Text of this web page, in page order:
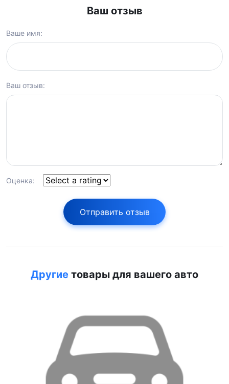
Ваш отзыв
Ваше имя:
Ваш отзыв:
Оценка:
Отправить отзыв
Другие товары для вашего авто